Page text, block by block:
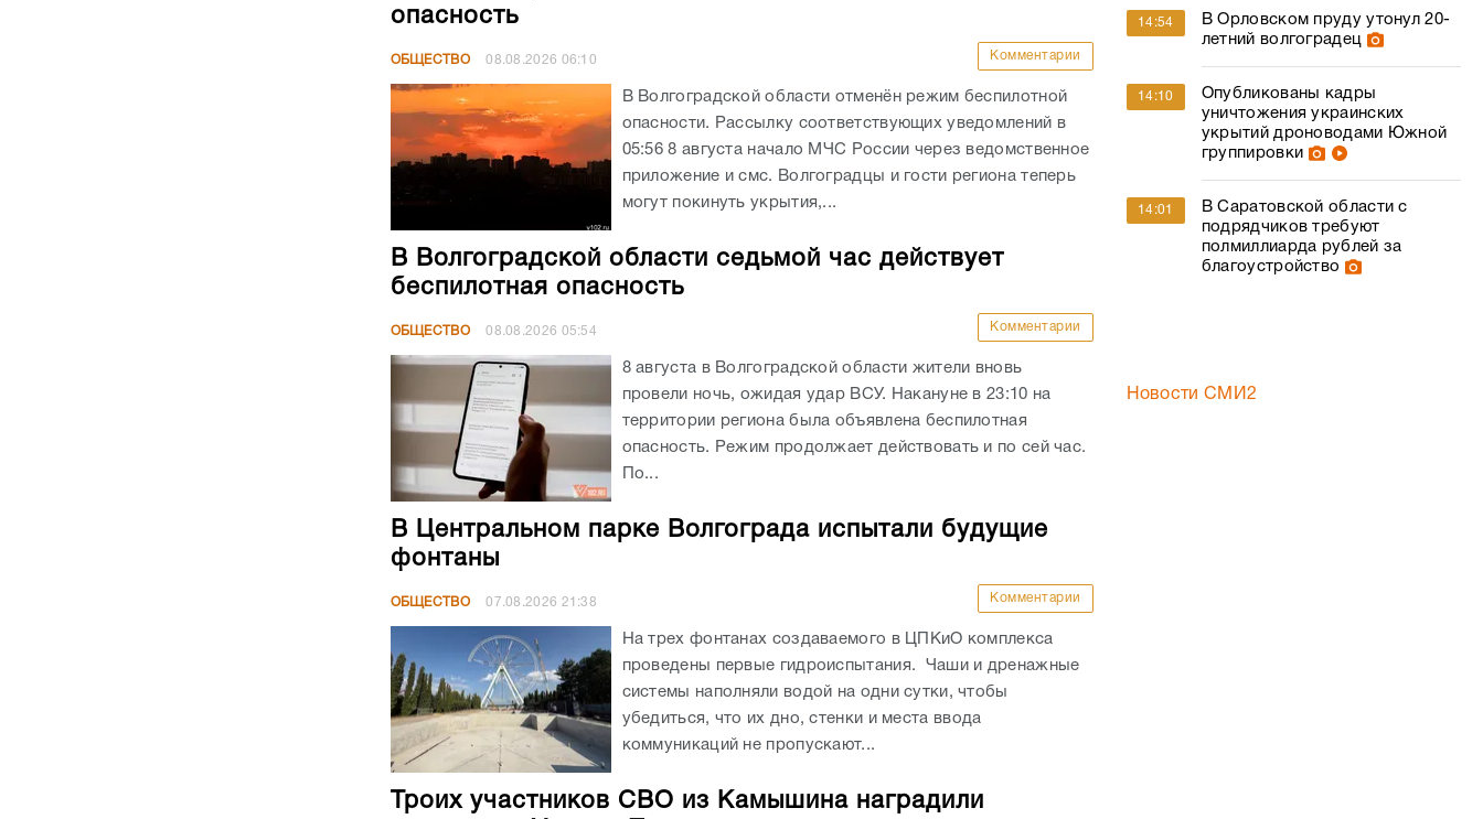
опасность
ОБЩЕСТВО 08.08.2026 06:10 Комментарии
В Волгоградской области отменён режим беспилотной
опасности. Рассылку соответствующих уведомлений в
05:56 8 августа начало МЧС России через ведомственное
приложение и смс. Волгоградцы и гости региона теперь
могут покинуть укрытия,...
В Волгоградской области седьмой час действует
беспилотная опасность
ОБЩЕСТВО 08.08.2026 05:54 Комментарии
8 августа в Волгоградской области жители вновь
провели ночь, ожидая удар ВСУ. Накануне в 23:10 на
территории региона была объявлена беспилотная
опасность. Режим продолжает действовать и по сей час.
По...
В Центральном парке Волгограда испытали будущие
фонтаны
ОБЩЕСТВО 07.08.2026 21:38 Комментарии
На трех фонтанах создаваемого в ЦПКиО комплекса
проведены первые гидроиспытания. Чаши и дренажные
системы наполняли водой на одни сутки, чтобы
убедиться, что их дно, стенки и места ввода
коммуникаций не пропускают...
Троих участников СВО из Камышина наградили
14:54
В Орловском пруду утонул 20-
летний волгоградец
14:10
Опубликованы кадры
уничтожения украинских
укрытий дроноводами Южной
группировки
14:01
В Саратовской области с
подрядчиков требуют
полмиллиарда рублей за
благоустройство
Новости СМИ2